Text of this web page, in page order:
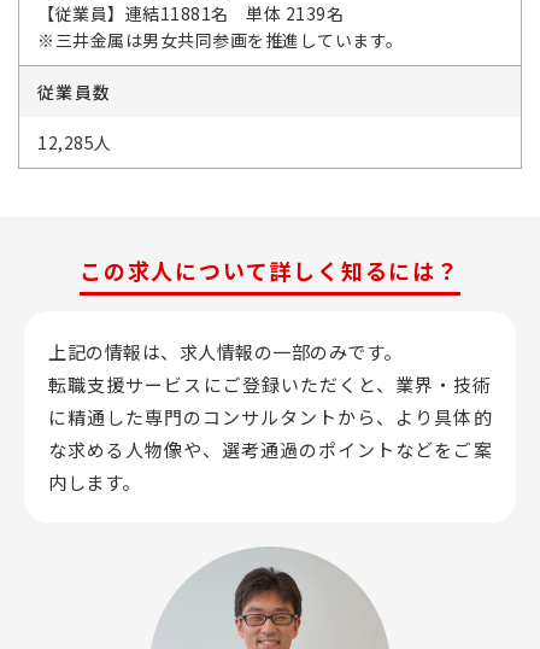
【従業員】連結11881名 単体 2139名
※三井金属は男女共同参画を推進しています。
従業員数
12,285人
この求人について詳しく知るには？
上記の情報は、求人情報の一部のみです。
転職支援サービスにご登録いただくと、業界・技術
に精通した専門のコンサルタントから、 より具体的
な求める人物像や、選考通過のポイントなどをご案
内します。